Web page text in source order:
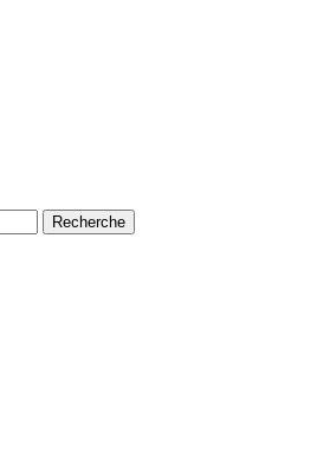
Recherche